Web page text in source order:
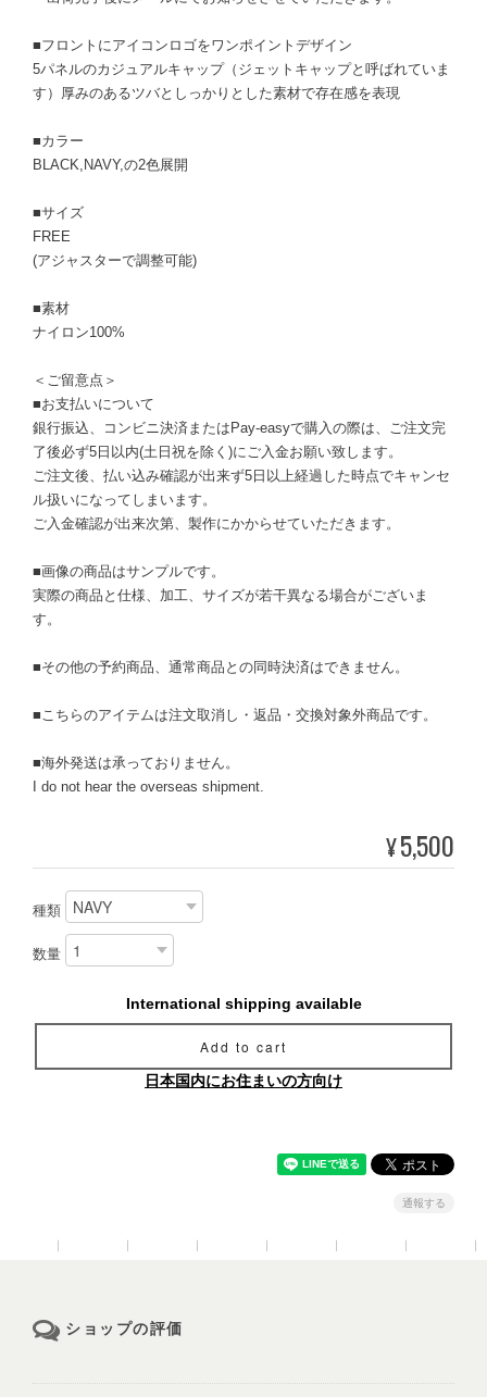
■フロントにアイコンロゴをワンポイントデザイン
5パネルのカジュアルキャップ（ジェットキャップと呼ばれていま
す）厚みのあるツバとしっかりとした素材で存在感を表現
■カラー
BLACK,NAVY,の2色展開
■サイズ
FREE
(アジャスターで調整可能)
■素材
ナイロン100%
＜ご留意点＞
■お支払いについて
銀行振込、コンビニ決済またはPay-easyで購入の際は、ご注文完
了後必ず5日以内(土日祝を除く)にご入金お願い致します。
ご注文後、払い込み確認が出来ず5日以上経過した時点でキャンセ
ル扱いになってしまいます。
ご入金確認が出来次第、製作にかからせていただきます。
■画像の商品はサンプルです。
実際の商品と仕様、加工、サイズが若干異なる場合がございま
す。
■その他の予約商品、通常商品との同時決済はできません。
■こちらのアイテムは注文取消し・返品・交換対象外商品です。
■海外発送は承っておりません。
I do not hear the overseas shipment.
¥5,500
種類
数量
International shipping available
Add to cart
日本国内にお住まいの方向け
通報する
ショップの評価